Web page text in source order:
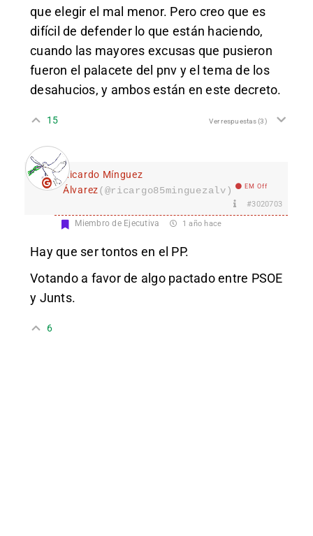
que elegir el mal menor. Pero creo que es
difícil de defender lo que están haciendo,
cuando las mayores excusas que pusieron
fueron el palacete del pnv y el tema de los
desahucios, y ambos están en este decreto.
15 Ver respuestas(3)
Ricardo Mínguez
Álvarez(@ricargo85minguezalv) EM Off
#3020703
Miembro de Ejecutiva 1 año hace
Hay que ser tontos en el PP.
Votando a favor de algo pactado entre PSOE
y Junts.
6